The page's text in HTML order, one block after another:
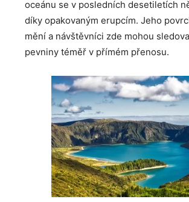
oceánu se v posledních desetiletích
díky opakovaným erupcím. Jeho
mění a návštěvníci zde mohou
pevniny téměř v přímém přenosu.